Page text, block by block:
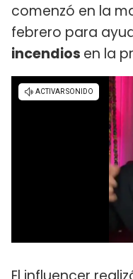
comenzó en la
febrero para
incendios en la